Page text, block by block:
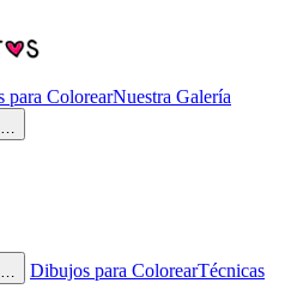
para ColorearNuestra Galería
Dibujos para ColorearTécnicas